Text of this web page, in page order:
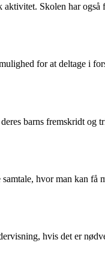
Skolen har også
for at deltage i
barns fremskridt og
hvor man kan få
hvis det er